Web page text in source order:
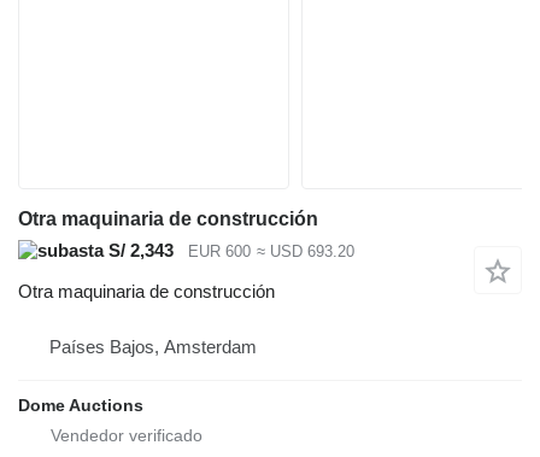
Otra maquinaria de construcción
S/ 2,343
EUR 600 ≈ USD 693.20
Otra maquinaria de construcción
Países Bajos, Amsterdam
Dome Auctions